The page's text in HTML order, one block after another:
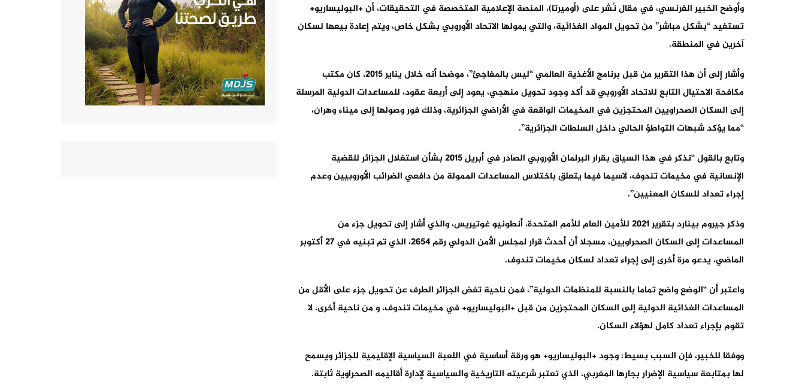
وأوضح الخبير الفرنسي، في مقال نُشر على (أوميرتا)، المنصة الإعلامية المتخصصة في التحقيقات، أن +البوليساريو+
تستفيد “بشكل مباشر” من تحويل المواد الغذائية، والتي يمولها الاتحاد الأوروبي بشكل خاص، ويتم إعادة بيعها لسكان
آخرين في المنطقة.
وأشار إلى أن هذا التقرير من قبل برنامج الأغذية العالمي “ليس بالمفاجئ”، موضحا أنه خلال يناير 2015، كان مكتب
مكافحة الاحتيال التابع للاتحاد الأوروبي قد أكد وجود تحويل منهجي، يعود إلى أربعة عقود، للمساعدات الدولية المرسلة
إلى السكان الصحراويين المحتجزين في المخيمات الواقعة في الأراضي الجزائرية، وذلك فور وصولها إلى ميناء وهران،
“مما يؤكد شبهات التواطؤ الحالي داخل السلطات الجزائرية”.
وتابع بالقول “نذكر في هذا السياق بقرار البرلمان الأوروبي الصادر في أبريل 2015 بشأن استغلال الجزائر للقضية
الإنسانية في مخيمات تندوف، لاسيما فيما يتعلق باختلاس المساعدات الممولة من دافعي الضرائب الأوروبيين وعدم
إجراء تعداد للسكان المعنيين”.
وذكر جيروم بينارد بتقرير 2021 للأمين العام للأمم المتحدة، أنطونيو غوتيريس، والذي أشار إلى تحويل جزء من
المساعدات إلى السكان الصحراويين، مسجلا أن أحدث قرار لمجلس الأمن الدولي رقم 2654، الذي تم تبنيه في 27 أكتوبر
الماضي، يدعو مرة أخرى إلى إجراء تعداد لسكان مخيمات تندوف.
واعتبر أن “الوضع واضح تماما بالنسبة للمنظمات الدولية”، فمن ناحية تغض الجزائر الطرف عن تحويل جزء على الأقل من
المساعدات الغذائية الدولية إلى السكان المحتجزين من قبل +البوليساريو+ في مخيمات تندوف، و من ناحية أخرى، لا
تقوم بإجراء تعداد كامل لهؤلاء السكان.
ووفقا للخبير، فإن السبب بسيط: وجود +البوليساريو+ هو ورقة أساسية في اللعبة السياسية الإقليمية للجزائر ويسمح
لها بمتابعة سياسية الإضرار بجارها المغربي، الذي تعتبر شرعيته التاريخية والسياسية لإدارة أقاليمه الصحراوية ثابتة.